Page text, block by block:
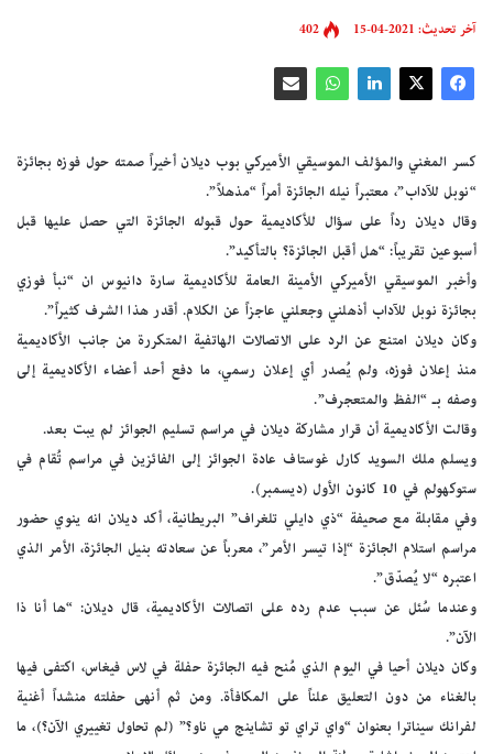
آخر تحديث: 2021-04-15 402
كسر المغني والمؤلف الموسيقي الأميركي بوب ديلان أخيراً صمته حول فوزه بجائزة
“نوبل للآداب”، معتبراً نيله الجائزة أمراً “مذهلاً”.
وقال ديلان رداً على سؤال للأكاديمية حول قبوله الجائزة التي حصل عليها قبل
أسبوعين تقريباً: “هل أقبل الجائزة؟ بالتأكيد”.
وأخبر الموسيقي الأميركي الأمينة العامة للأكاديمية سارة دانيوس ان “نبأ فوزي
بجائزة نوبل للآداب أذهلني وجعلني عاجزاً عن الكلام. أقدر هذا الشرف كثيراً”.
وكان ديلان امتنع عن الرد على الاتصالات الهاتفية المتكررة من جانب الأكاديمية
منذ إعلان فوزه، ولم يُصدر أي إعلان رسمي، ما دفع أحد أعضاء الأكاديمية إلى
وصفه بـ “الفظ والمتعجرف”.
وقالت الأكاديمية أن قرار مشاركة ديلان في مراسم تسليم الجوائز لم يبت بعد.
ويسلم ملك السويد كارل غوستاف عادة الجوائز إلى الفائزين في مراسم تُقام في
ستوكهولم في 10 كانون الأول (ديسمبر).
وفي مقابلة مع صحيفة “ذي دايلي تلغراف” البريطانية، أكد ديلان انه ينوي حضور
مراسم استلام الجائزة “إذا تيسر الأمر”، معرباً عن سعادته بنيل الجائزة، الأمر الذي
اعتبره “لا يُصدّق”.
وعندما سُئل عن سبب عدم رده على اتصالات الأكاديمية، قال ديلان: “ها أنا ذا
الآن”.
وكان ديلان أحيا في اليوم الذي مُنح فيه الجائزة حفلة في لاس فيغاس، اكتفى فيها
بالغناء من دون التعليق علناً على المكافأة. ومن ثم أنهى حفلته منشداً أغنية
لفرانك سيناترا بعنوان “واي تراي تو تشاينج مي ناو؟” (لم تحاول تغييري الآن؟)، ما